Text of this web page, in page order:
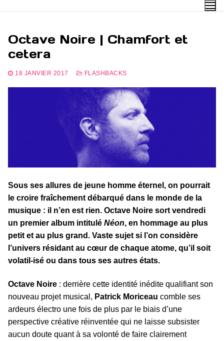
Octave Noire | Chamfort et
cetera
18 JANVIER 2017 FLASHBACKS
Sous ses allures de jeune homme éternel, on pourrait
le croire fraîchement débarqué dans le monde de la
musique : il n’en est rien. Octave Noire sort vendredi
un premier album intitulé Néon, en hommage au plus
petit et au plus grand. Vaste sujet si l’on considère
l’univers résidant au cœur de chaque atome, qu’il soit
volatil-isé ou dans tous ses autres états.
Octave Noire : derrière cette identité inédite qualifiant son
nouveau projet musical, Patrick Moriceau comble ses
ardeurs électro une fois de plus par le biais d’une
perspective créative réinventée qui ne laisse subsister
aucun doute quant à sa volonté de faire clairement